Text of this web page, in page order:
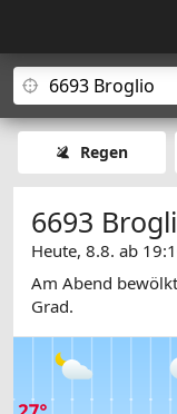
Regen
6693
Heute, 8.8. ab
Am Abend
Grad.